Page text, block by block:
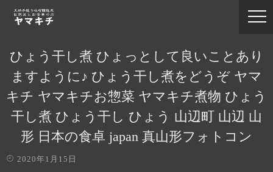
ひょう干し煮 ひょっとして良いことあり
ますように♪ ひょう干し煮をどうぞ ヤマ
キチ ヤマキチお惣菜 ヤマキチ煮物 ひょう
干し煮 ひょう干し ひょう 山辺町 山辺 山
形 日本の食卓 japan 真山形フォトコン
2020年1月15日